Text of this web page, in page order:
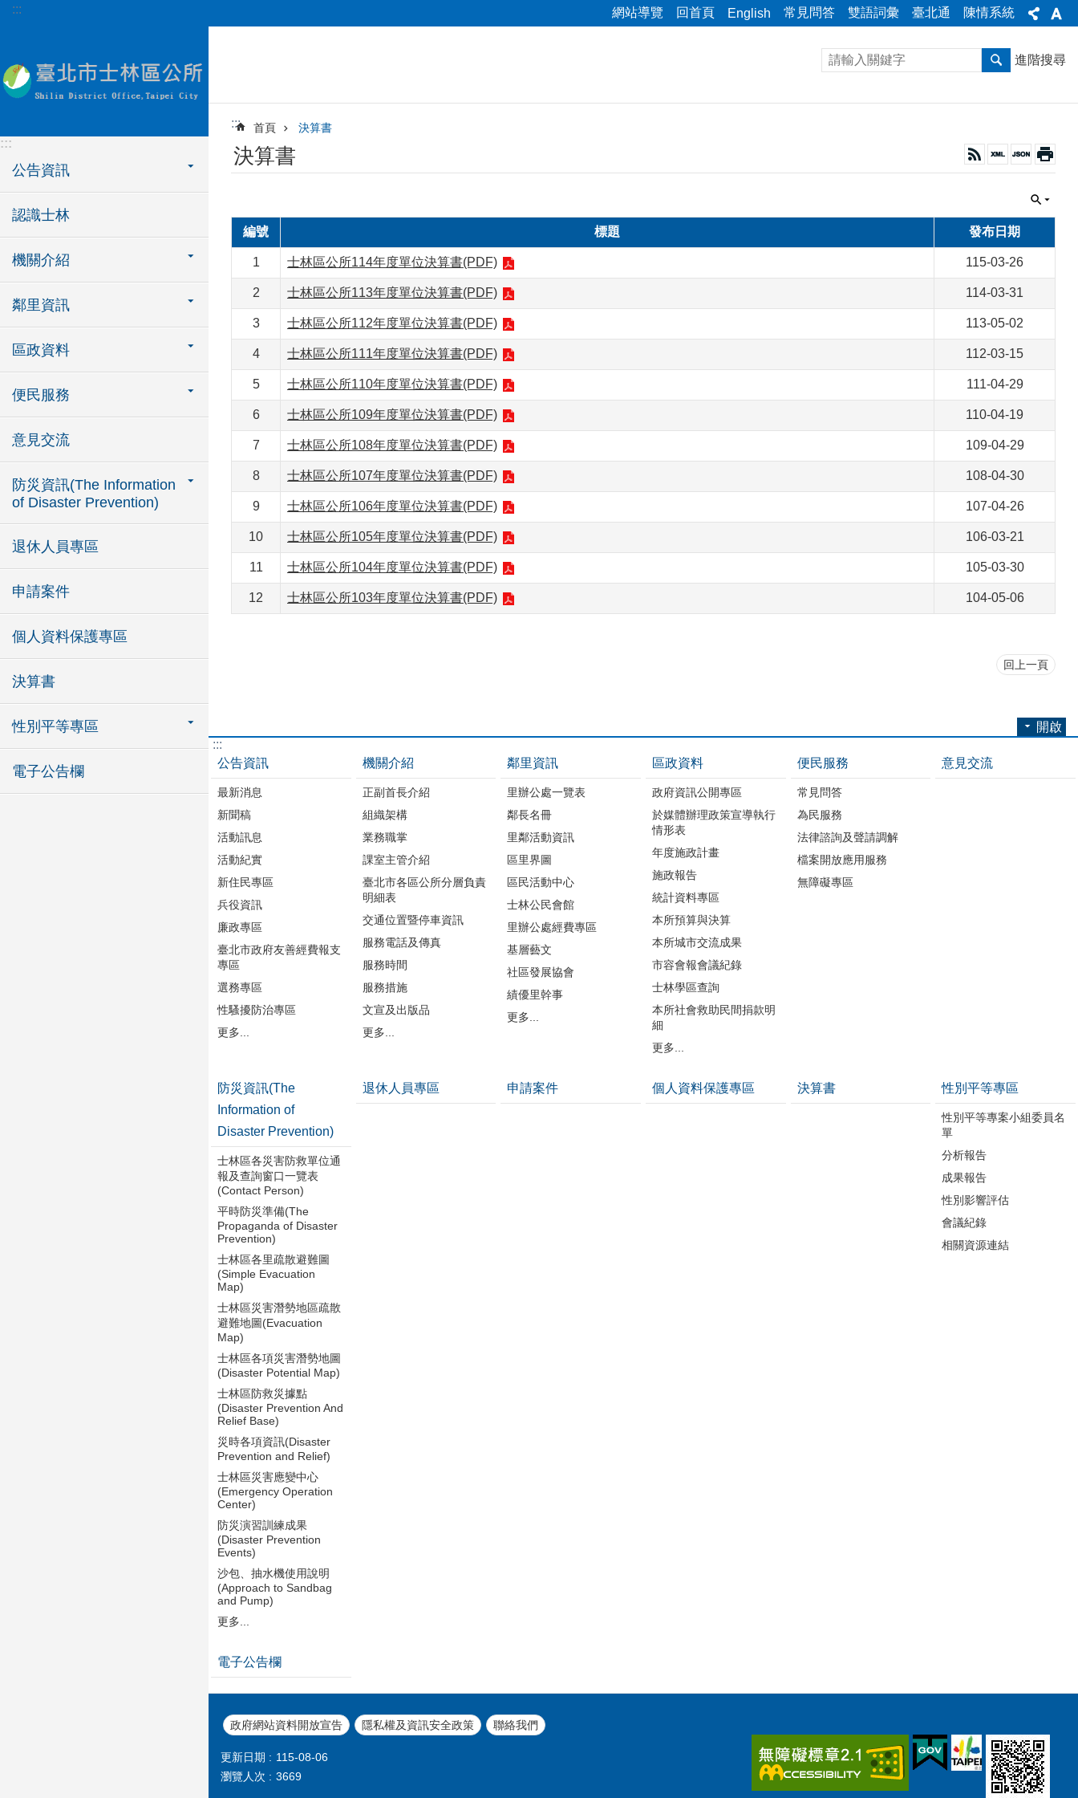
跳到主要內容區塊
::: 網站導覽 回首頁 English 常見問答 雙語詞彙 臺北通 陳情系統
:::
公告資訊
認識士林
機關介紹
鄰里資訊
區政資料
便民服務
意見交流
防災資訊(The Information
of Disaster Prevention)
退休人員專區
申請案件
個人資料保護專區
決算書
性別平等專區
電子公告欄
進階搜尋
::: 首頁 決算書
決算書
編號 標題 發布日期
1 士林區公所114年度單位決算書(PDF) 115-03-26
2 士林區公所113年度單位決算書(PDF) 114-03-31
3 士林區公所112年度單位決算書(PDF) 113-05-02
4 士林區公所111年度單位決算書(PDF) 112-03-15
5 士林區公所110年度單位決算書(PDF) 111-04-29
6 士林區公所109年度單位決算書(PDF) 110-04-19
7 士林區公所108年度單位決算書(PDF) 109-04-29
8 士林區公所107年度單位決算書(PDF) 108-04-30
9 士林區公所106年度單位決算書(PDF) 107-04-26
10 士林區公所105年度單位決算書(PDF) 106-03-21
11 士林區公所104年度單位決算書(PDF) 105-03-30
12 士林區公所103年度單位決算書(PDF) 104-05-06
回上一頁
開啟
:::
公告資訊
最新消息
新聞稿
活動訊息
活動紀實
新住民專區
兵役資訊
廉政專區
臺北市政府友善經費報支
專區
選務專區
性騷擾防治專區
更多...
機關介紹
正副首長介紹
組織架構
業務職掌
課室主管介紹
臺北市各區公所分層負責
明細表
交通位置暨停車資訊
服務電話及傳真
服務時間
服務措施
文宣及出版品
更多...
鄰里資訊
里辦公處一覽表
鄰長名冊
里鄰活動資訊
區里界圖
區民活動中心
士林公民會館
里辦公處經費專區
基層藝文
社區發展協會
績優里幹事
更多...
區政資料
政府資訊公開專區
於媒體辦理政策宣導執行
情形表
年度施政計畫
施政報告
統計資料專區
本所預算與決算
本所城市交流成果
市容會報會議紀錄
士林學區查詢
本所社會救助民間捐款明
細
更多...
便民服務
常見問答
為民服務
法律諮詢及聲請調解
檔案開放應用服務
無障礙專區
意見交流
防災資訊(The
Information of
Disaster Prevention)
士林區各災害防救單位通
報及查詢窗口一覽表
(Contact Person)
平時防災準備(The
Propaganda of Disaster
Prevention)
士林區各里疏散避難圖
(Simple Evacuation
Map)
士林區災害潛勢地區疏散
避難地圖(Evacuation
Map)
士林區各項災害潛勢地圖
(Disaster Potential Map)
士林區防救災據點
(Disaster Prevention And
Relief Base)
災時各項資訊(Disaster
Prevention and Relief)
士林區災害應變中心
(Emergency Operation
Center)
防災演習訓練成果
(Disaster Prevention
Events)
沙包、抽水機使用說明
(Approach to Sandbag
and Pump)
更多...
退休人員專區 申請案件 個人資料保護專區 決算書 性別平等專區
性別平等專案小組委員名
單
分析報告
成果報告
性別影響評估
會議紀錄
相關資源連結
電子公告欄
政府網站資料開放宣告 隱私權及資訊安全政策 聯絡我們
更新日期
115-08-06
瀏覽人次
3669